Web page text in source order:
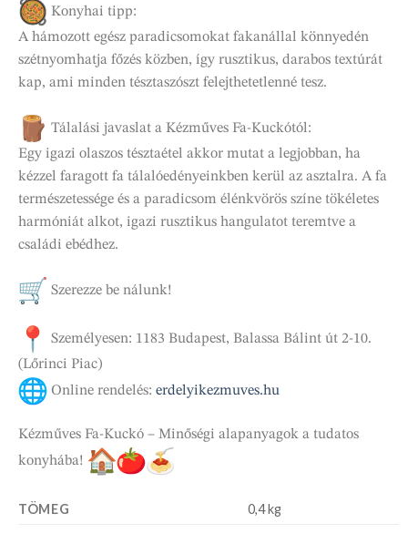
Konyhai tipp:
A hámozott egész paradicsomokat fakanállal könnyedén
szétnyomhatja főzés közben, így rusztikus, darabos textúrát
kap, ami minden tésztaszószt felejthetetlenné tesz.
Tálalási javaslat a Kézműves Fa-Kuckótól:
Egy igazi olaszos tésztaétel akkor mutat a legjobban, ha
kézzel faragott fa tálalóedényeinkben kerül az asztalra. A fa
természetessége és a paradicsom élénkvörös színe tökéletes
harmóniát alkot, igazi rusztikus hangulatot teremtve a
családi ebédhez.
Szerezze be nálunk!
Személyesen: 1183 Budapest, Balassa Bálint út 2-10.
(Lőrinci Piac)
Online rendelés: erdelyikezmuves.hu
Kézműves Fa-Kuckó – Minőségi alapanyagok a tudatos
konyhába!
TÖMEG 0,4 kg